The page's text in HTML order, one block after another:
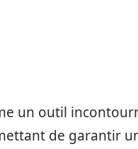
un outil
de garantir